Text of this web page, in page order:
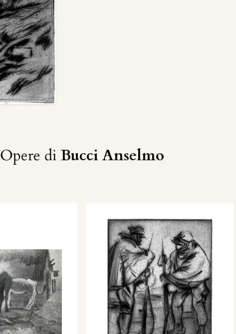
Opere diBucci Anselmo